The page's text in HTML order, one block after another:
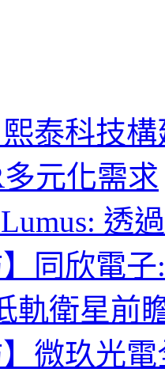
泰科技
元化需求
透
】同欣電
軌衛星前
】微玖光